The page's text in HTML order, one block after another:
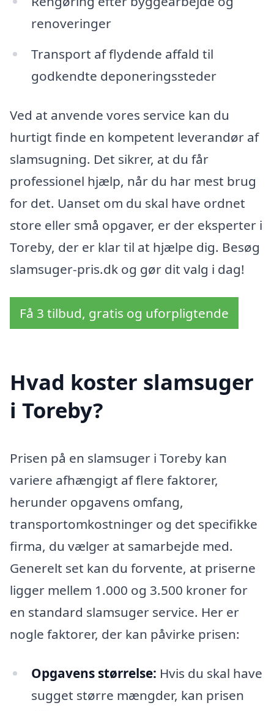
renoveringer
Transport af flydende affald til
godkendte deponeringssteder
Ved at anvende vores service kan du
hurtigt finde en kompetent leverandør af
slamsugning. Det sikrer, at du får
professionel hjælp, når du har mest brug
for det. Uanset om du skal have ordnet
store eller små opgaver, er der eksperter i
Toreby, der er klar til at hjælpe dig. Besøg
slamsuger-pris.dk og gør dit valg i dag!
Få 3 tilbud, gratis og uforpligtende
Hvad koster slamsuger
i Toreby?
Prisen på en slamsuger i Toreby kan
variere afhængigt af flere faktorer,
herunder opgavens omfang,
transportomkostninger og det specifikke
firma, du vælger at samarbejde med.
Generelt set kan du forvente, at priserne
ligger mellem 1.000 og 3.500 kroner for
en standard slamsuger service. Her er
nogle faktorer, der kan påvirke prisen:
Opgavens størrelse: Hvis du skal have
sugget større mængder, kan prisen